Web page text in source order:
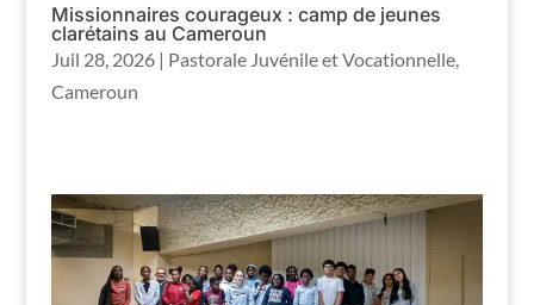
Missionnaires courageux : camp de jeunes
clarétains au Cameroun
Juil 28, 2026| Pastorale Juvénile et Vocationnelle,
Cameroun